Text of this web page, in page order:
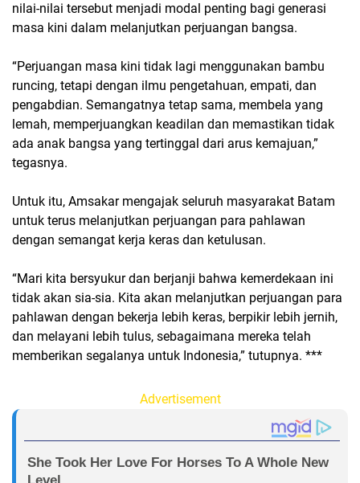
nilai-nilai tersebut menjadi modal penting bagi generasi
masa kini dalam melanjutkan perjuangan bangsa.
“Perjuangan masa kini tidak lagi menggunakan bambu
runcing, tetapi dengan ilmu pengetahuan, empati, dan
pengabdian. Semangatnya tetap sama, membela yang
lemah, memperjuangkan keadilan dan memastikan tidak
ada anak bangsa yang tertinggal dari arus kemajuan,”
tegasnya.
Untuk itu, Amsakar mengajak seluruh masyarakat Batam
untuk terus melanjutkan perjuangan para pahlawan
dengan semangat kerja keras dan ketulusan.
“Mari kita bersyukur dan berjanji bahwa kemerdekaan ini
tidak akan sia-sia. Kita akan melanjutkan perjuangan para
pahlawan dengan bekerja lebih keras, berpikir lebih jernih,
dan melayani lebih tulus, sebagaimana mereka telah
memberikan segalanya untuk Indonesia,” tutupnya. ***
Advertisement